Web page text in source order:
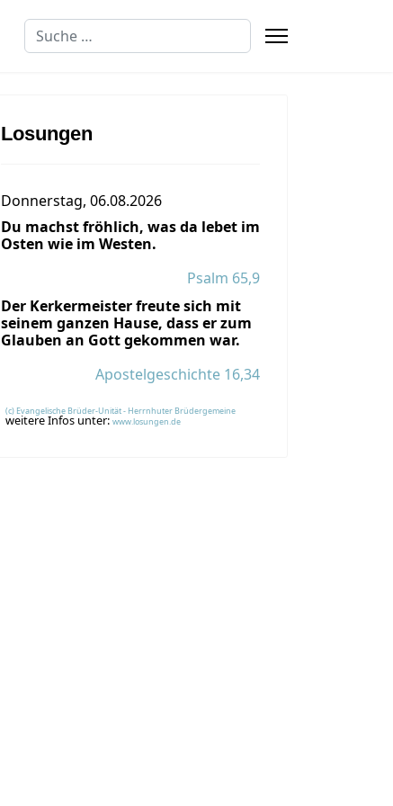
Suchen
Losungen
Donnerstag, 06.08.2026
Du machst fröhlich, was da lebet im
Osten wie im Westen.
Psalm 65,9
Der Kerkermeister freute sich mit
seinem ganzen Hause, dass er zum
Glauben an Gott gekommen war.
Apostelgeschichte 16,34
(c) Evangelische Brüder-Unität - Herrnhuter Brüdergemeine
weitere Infos unter: www.losungen.de